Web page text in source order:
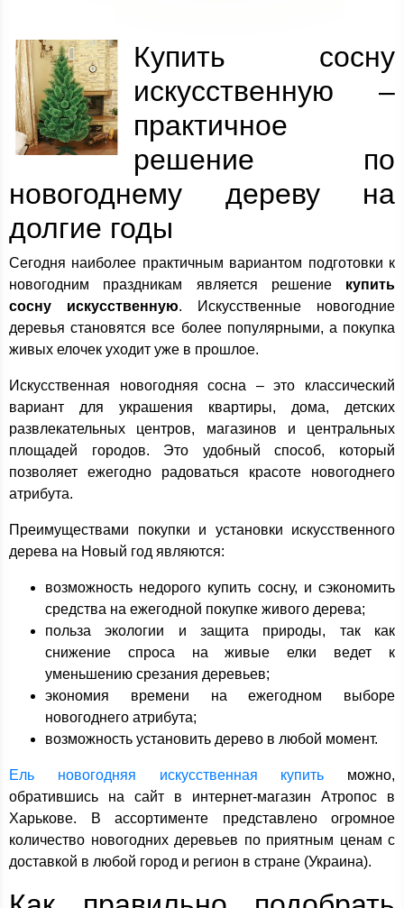
Купить сосну
искусственную –
практичное
решение по
новогоднему дереву на
долгие годы
Сегодня наиболее практичным вариантом подготовки к
новогодним праздникам является решение купить
сосну искусственную. Искусственные новогодние
деревья становятся все более популярными, а покупка
живых елочек уходит уже в прошлое.
Искусственная новогодняя сосна – это классический
вариант для украшения квартиры, дома, детских
развлекательных центров, магазинов и центральных
площадей городов. Это удобный способ, который
позволяет ежегодно радоваться красоте новогоднего
атрибута.
Преимуществами покупки и установки искусственного
дерева на Новый год являются:
возможность недорого купить сосну, и сэкономить
средства на ежегодной покупке живого дерева;
польза экологии и защита природы, так как
снижение спроса на живые елки ведет к
уменьшению срезания деревьев;
экономия времени на ежегодном выборе
новогоднего атрибута;
возможность установить дерево в любой момент.
Ель новогодняя искусственная купить можно,
обратившись на сайт в интернет-магазин Атропос в
Харькове. В ассортименте представлено огромное
количество новогодних деревьев по приятным ценам с
доставкой в любой город и регион в стране (Украина).